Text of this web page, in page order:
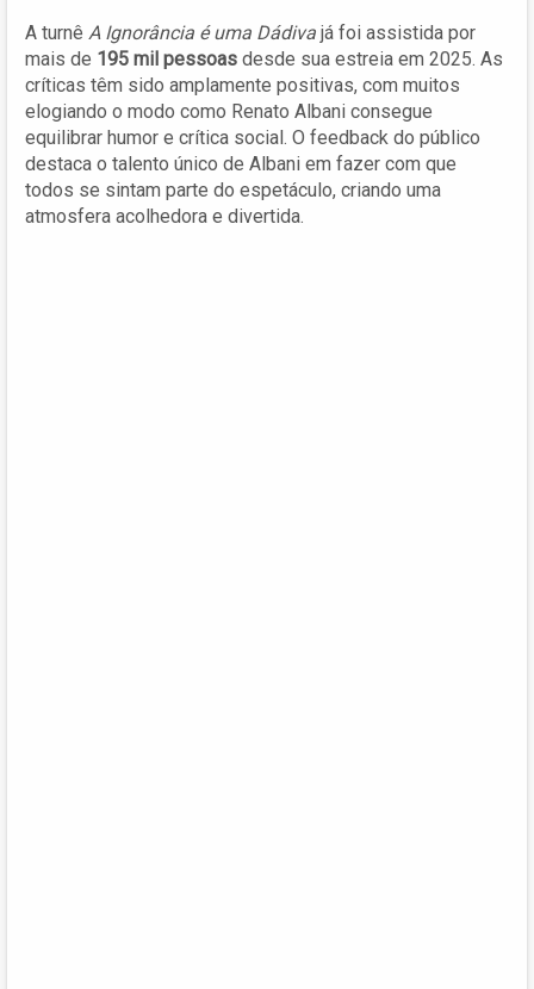
A turnê A Ignorância é uma Dádiva já foi assistida por
mais de 195 mil pessoas desde sua estreia em 2025. As
críticas têm sido amplamente positivas, com muitos
elogiando o modo como Renato Albani consegue
equilibrar humor e crítica social. O feedback do público
destaca o talento único de Albani em fazer com que
todos se sintam parte do espetáculo, criando uma
atmosfera acolhedora e divertida.